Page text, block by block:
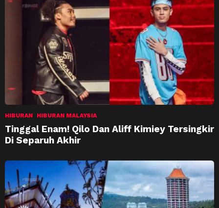
HIBURAN HIBURAN MALAYSIA
Tinggal Enam! Qilo Dan Aliff Kimiey Tersingkir
Di Separuh Akhir